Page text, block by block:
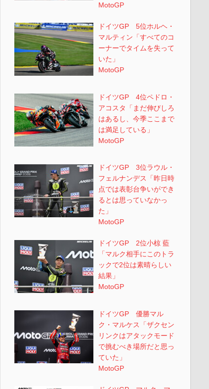
MotoGP
ドイツGP 5位ホルヘ・
マルティン「すべてのコ
ーナーでタイムを失って
いた」
MotoGP
ドイツGP 4位ペドロ・
アコスタ「まだ伸びしろ
はあるし、今季ここまで
は満足している」
MotoGP
ドイツGP 3位ラウル・
フェルナンデス「昨日時
点では表彰台争いができ
るとは思っていなかっ
た」
MotoGP
ドイツGP 2位小椋 藍
「マルク相手にこのトラ
ックで2位は素晴らしい
結果」
MotoGP
ドイツGP 優勝マル
ク・マルケス「ザクセン
リンクはアタックモード
で挑むべき場所だと思っ
ていた」
MotoGP